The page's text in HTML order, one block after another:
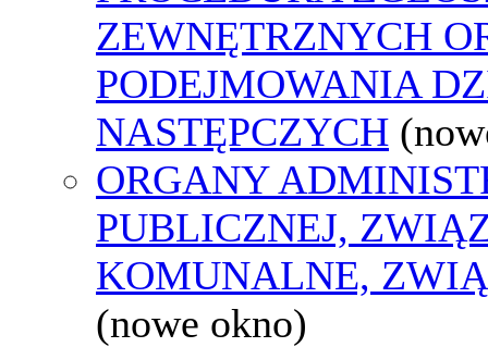
ZEWNĘTRZNYCH
PODEJMOWANIA
NASTĘPCZYCH
ORGANY
PUBLICZNEJ,
KOMUNALNE,
(nowe okno)